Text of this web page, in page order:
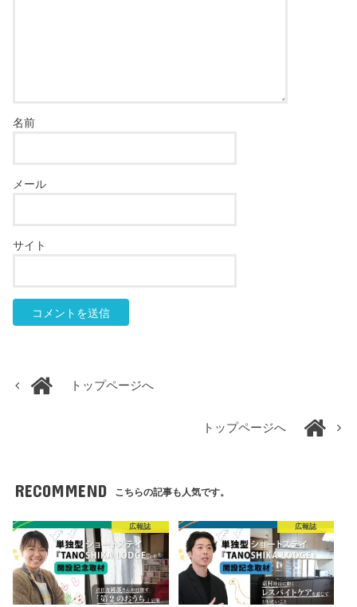
名前
メール
サイト
トップページへ
トップページへ
RECOMMEND こちらの記事も人気です。
広報誌 広報誌